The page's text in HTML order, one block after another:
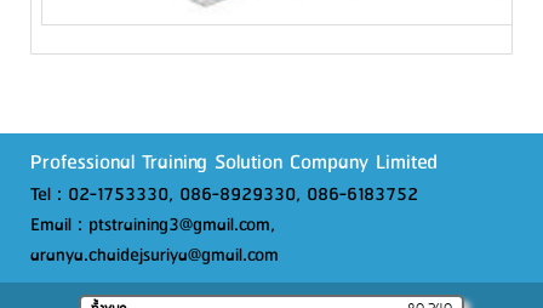
Professional Training Solution Company Limited
Tel : 02-1753330, 086-8929330, 086-6183752
Email : ptstraining3@gmail.com,
aranya.chaidejsuriya@gmail.com